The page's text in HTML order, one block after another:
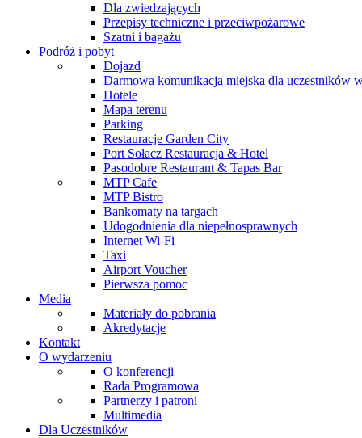
Dla zwiedzających
Przepisy techniczne i przeciwpożarowe
Szatni i bagażu
Podróż i pobyt
Dojazd
Darmowa komunikacja miejska dla uczestników
Hotele
Mapa terenu
Parking
Restauracje Garden City
Port Sołacz Restauracja & Hotel
Pasodobre Restaurant & Tapas Bar
MTP Cafe
MTP Bistro
Bankomaty na targach
Udogodnienia dla niepełnosprawnych
Internet Wi-Fi
Taxi
Airport Voucher
Pierwsza pomoc
Media
Materiały do pobrania
Akredytacje
Kontakt
O wydarzeniu
O konferencji
Rada Programowa
Partnerzy i patroni
Multimedia
Dla Uczestników